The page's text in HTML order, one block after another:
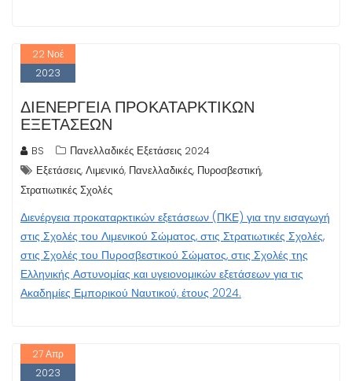
22 Νοέ
2023
ΔΙΕΝΈΡΓΕΙΑ ΠΡΟΚΑΤΑΡΚΤΙΚΏΝ
ΕΞΕΤΆΣΕΩΝ
BS
Πανελλαδικές Εξετάσεις 2024
Εξετάσεις, Λιμενικό, Πανελλαδικές, Πυροσβεστική,
Στρατιωτικές Σχολές
Διενέργεια προκαταρκτικών εξετάσεων (ΠΚΕ) για την εισαγωγή
στις Σχολές του Λιμενικού Σώματος, στις Στρατιωτικές Σχολές,
στις Σχολές του Πυροσβεστικού Σώματος, στις Σχολές της
Ελληνικής Αστυνομίας και υγειονομικών εξετάσεων για τις
Ακαδημίες Εμπορικού Ναυτικού, έτους 2024.
27Απρ
2023